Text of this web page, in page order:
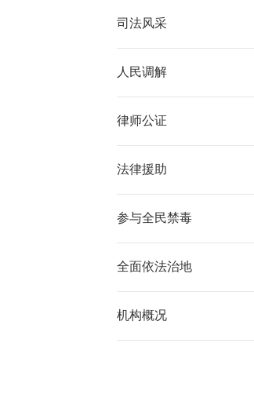
司法风采
人民调解
律师公证
法律援助
参与全民禁毒
全面依法治地
机构概况